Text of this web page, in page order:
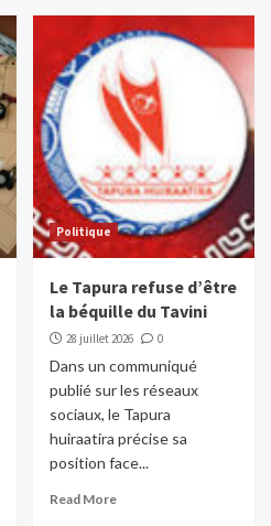
Politique
Le Tapura refuse d’être
la béquille du Tavini
28 juillet 2026 0
Dans un communiqué
publié sur les réseaux
sociaux, le Tapura
huiraatira précise sa
position face...
Read More